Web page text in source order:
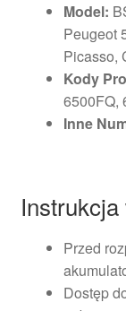
Model:
Peugeot
Picasso,
Kody
6500FQ,
Inne
Przed
Dostęp